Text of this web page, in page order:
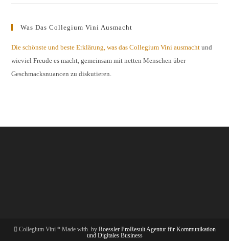
Was Das Collegium Vini Ausmacht
Die schönste und beste Erklärung, was das Collegium Vini ausmacht und
wieviel Freude es macht, gemeinsam mit netten Menschen über
Geschmacksnuancen zu diskutieren.
Collegium Vini * Made with by Roessler ProResult Agentur für Kommunikation
und Digitales Business